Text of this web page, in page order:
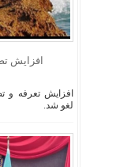
افزایش
افزایش تعرفه و
لغو شد.